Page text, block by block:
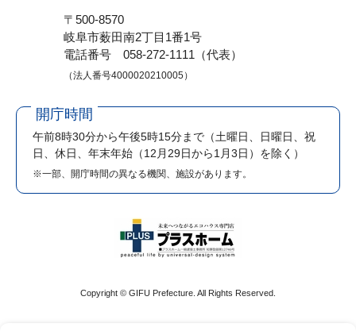
〒500-8570
岐阜市薮田南2丁目1番1号
電話番号 058-272-1111（代表）
（法人番号4000020210005）
開庁時間
午前8時30分から午後5時15分まで （土曜日、日曜日、祝
日、休日、年末年始（12月29日から1月3日）を除く）
※一部、開庁時間の異なる機関、施設があります。
Copyright © GIFU Prefecture. All Rights Reserved.